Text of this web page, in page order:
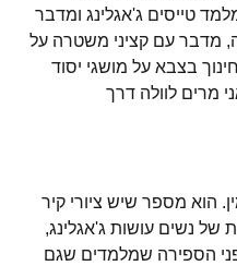
טייסים ג'אגלינג ומדבר
מדבר עם קציני משטרה על
בצבא על מושגי יסוד
מרים לוולה דרך
הוא מספר שיש ציורי קיר
של נשים עושות ג'אגלינג,
הספירה שמלמדים שגם